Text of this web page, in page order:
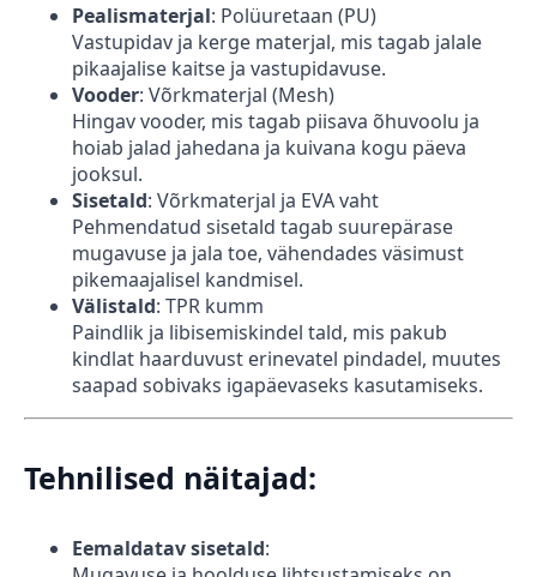
Pealismaterjal: Polüuretaan (PU)
Vastupidav ja kerge materjal, mis tagab jalale
pikaajalise kaitse ja vastupidavuse.
Vooder: Võrkmaterjal (Mesh)
Hingav vooder, mis tagab piisava õhuvoolu ja
hoiab jalad jahedana ja kuivana kogu päeva
jooksul.
Sisetald: Võrkmaterjal ja EVA vaht
Pehmendatud sisetald tagab suurepärase
mugavuse ja jala toe, vähendades väsimust
pikemaajalisel kandmisel.
Välistald: TPR kumm
Paindlik ja libisemiskindel tald, mis pakub
kindlat haarduvust erinevatel pindadel, muutes
saapad sobivaks igapäevaseks kasutamiseks.
Tehnilised näitajad:
Eemaldatav sisetald: